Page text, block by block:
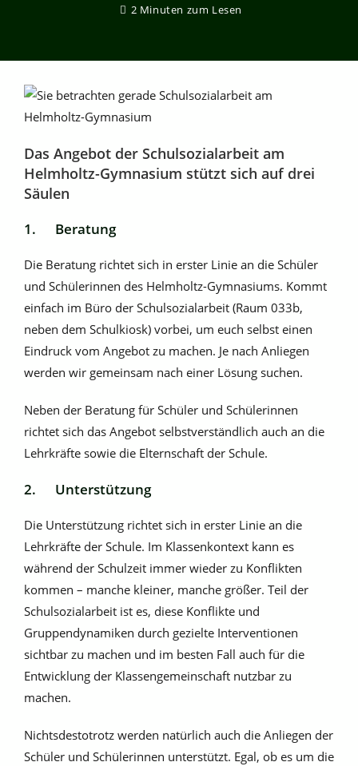
2 Minuten zum Lesen
Das Angebot der Schulsozialarbeit am
Helmholtz-Gymnasium stützt sich auf drei
Säulen
1. Beratung
Die Beratung richtet sich in erster Linie an die Schüler
und Schülerinnen des Helmholtz-Gymnasiums. Kommt
einfach im Büro der Schulsozialarbeit (Raum 033b,
neben dem Schulkiosk) vorbei, um euch selbst einen
Eindruck vom Angebot zu machen. Je nach Anliegen
werden wir gemeinsam nach einer Lösung suchen.
Neben der Beratung für Schüler und Schülerinnen
richtet sich das Angebot selbstverständlich auch an die
Lehrkräfte sowie die Elternschaft der Schule.
2. Unterstützung
Die Unterstützung richtet sich in erster Linie an die
Lehrkräfte der Schule. Im Klassenkontext kann es
während der Schulzeit immer wieder zu Konflikten
kommen – manche kleiner, manche größer. Teil der
Schulsozialarbeit ist es, diese Konflikte und
Gruppendynamiken durch gezielte Interventionen
sichtbar zu machen und im besten Fall auch für die
Entwicklung der Klassengemeinschaft nutzbar zu
machen.
Nichtsdestotrotz werden natürlich auch die Anliegen der
Schüler und Schülerinnen unterstützt. Egal, ob es um die